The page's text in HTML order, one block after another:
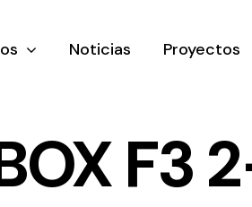
Noticias Proyectos